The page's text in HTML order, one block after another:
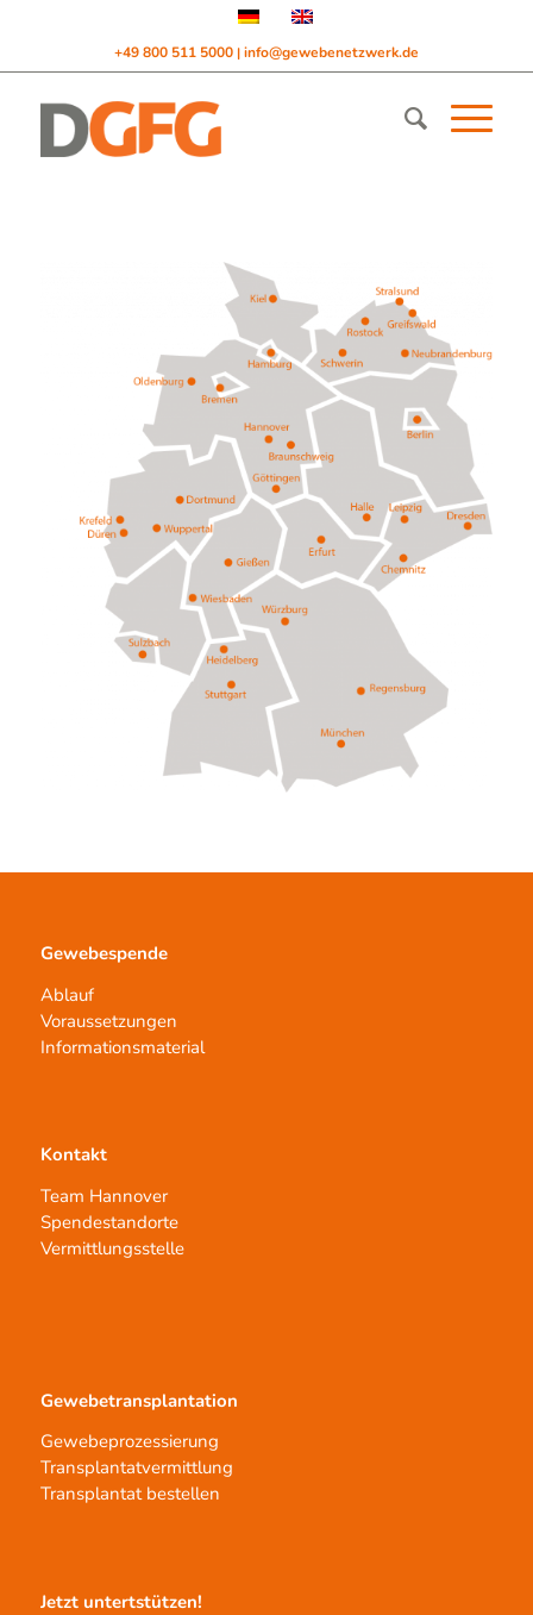
+49 800 511 5000 | info@gewebenetzwerk.de
Gewebespende
Ablauf
Voraussetzungen
Informationsmaterial
Kontakt
Team Hannover
Spendestandorte
Vermittlungsstelle
Gewebetransplantation
Gewebeprozessierung
Transplantatvermittlung
Transplantat bestellen
Jetzt untertstützen!